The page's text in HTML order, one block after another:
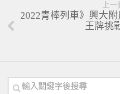
上一
2022青棒列車》興大附
王牌挑